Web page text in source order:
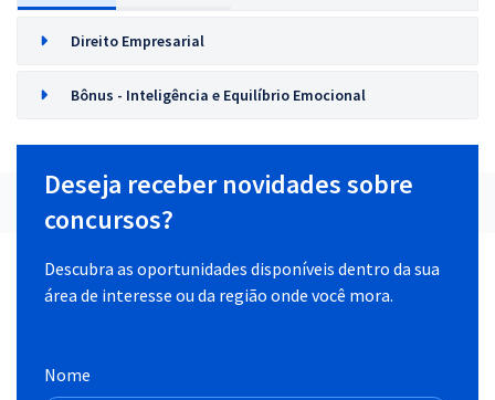
Direito Empresarial
Bônus - Inteligência e Equilíbrio Emocional
Deseja receber novidades sobre
concursos?
Descubra as oportunidades disponíveis dentro da sua
área de interesse ou da região onde você mora.
Nome